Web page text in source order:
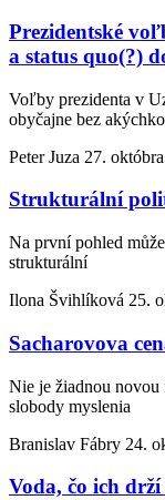
Prezidentské
a status quo(?)
Voľby prezidenta v
obyčajne bez
Peter Juza 27.
Strukturální
Na první pohled
strukturální
Ilona Švihlíková 25.
Sacharovova
Nie je žiadnou
slobody myslenia
Branislav Fábry 24.
Voda, čo ich